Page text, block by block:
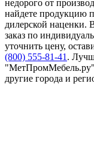
недорого от
найдете продукцию
дилерской наценки.
заказ по
уточнить цену,
(800) 555-81-41 .
другие города и